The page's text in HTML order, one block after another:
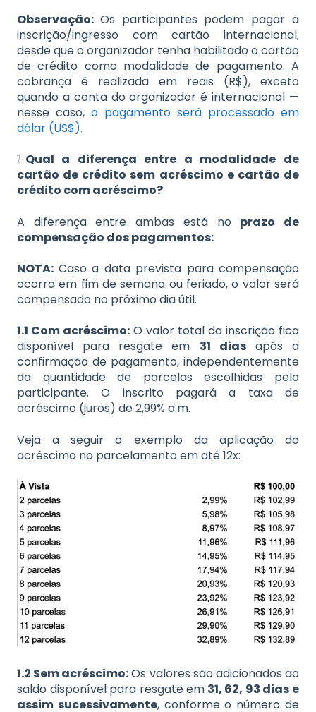
Observação: Os participantes podem pagar a
inscrição/ingresso com cartão internacional,
desde que o organizador tenha habilitado o cartão
de crédito como modalidade de pagamento. A
cobrança é realizada em reais (R$), exceto
quando a conta do organizador é internacional —
nesse caso, o pagamento será processado em
dólar (US$).
❕ Qual a diferença entre a modalidade de
cartão de crédito sem acréscimo e cartão de
crédito com acréscimo?
A diferença entre ambas está no prazo de
compensação dos pagamentos:
NOTA: Caso a data prevista para compensação
ocorra em fim de semana ou feriado, o valor será
compensado no próximo dia útil.
1.1 Com acréscimo: O valor total da inscrição fica
disponível para resgate em 31 diasapós a
confirmação de pagamento, independentemente
da quantidade de parcelas escolhidas pelo
participante. O inscrito pagará a taxa de
acréscimo (juros) de 2,99% a.m.
Veja a seguir o exemplo da aplicação do
acréscimo no parcelamento em até 12x:
1.2 Sem acréscimo:Os valores são adicionados ao
saldo disponível para resgate em 31, 62, 93 dias e
assim sucessivamente, conforme o número de